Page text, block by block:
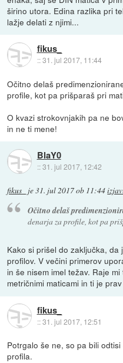
širino utora. Edina razlika pri
lažje delati z njimi...
fikus_
::31. jul 2017, 11:44
Očitno delaš
profile, kot pa prišparaš pri
O kvazi strokovnjakih pa ne
in ne ti mene!
BlaY0
::31. jul 2017, 12:42
fikus_ je31. jul 2017 ob 11:44
Očitno delaš
denarja za profile, kot pa
Kako si prišel do zaključka,
profilov. V večini primerov
in še nisem imel težav. Raje
metričnimi maticami in ti je
fikus_
::31. jul 2017, 12:51
Potrgalo še ne, so pa bili
profila.